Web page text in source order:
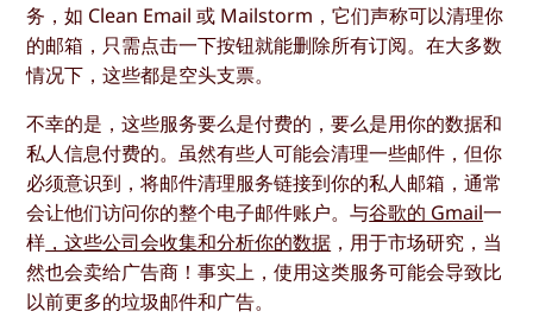
务，如 Clean Email 或 Mailstorm，它们声称可以清理你
的邮箱，只需点击一下按钮就能删除所有订阅。在大多数
情况下，这些都是空头支票。
不幸的是，这些服务要么是付费的，要么是用你的数据和
私人信息付费的。虽然有些人可能会清理一些邮件，但你
必须意识到，将邮件清理服务链接到你的私人邮箱，通常
会让他们访问你的整个电子邮件账户。与谷歌的 Gmail一
样 ，这些公司会收集和分析你的数据 ，用于市场研究，当
然也会卖给广告商！事实上，使用这类服务可能会导致比
以前更多的垃圾邮件和广告。